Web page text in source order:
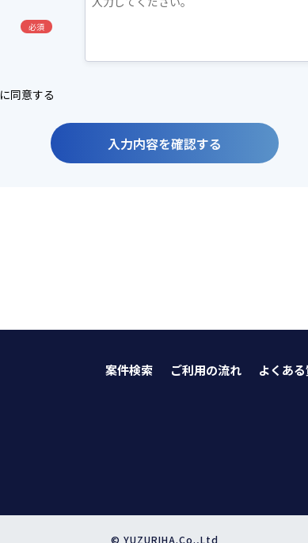
必須
に同意する
入力内容を確認する
案件検索 ご利用の流れ よくあ
© YUZURIHA.Co.,Ltd